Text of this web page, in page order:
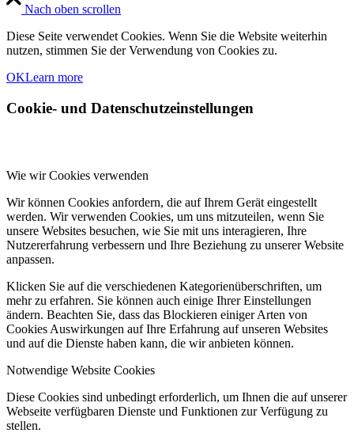
Nach oben scrollen
Diese Seite verwendet Cookies. Wenn Sie die Website weiterhin
nutzen, stimmen Sie der Verwendung von Cookies zu.
OKLearn more
Cookie- und Datenschutzeinstellungen
Wie wir Cookies verwenden
Wir können Cookies anfordern, die auf Ihrem Gerät eingestellt
werden. Wir verwenden Cookies, um uns mitzuteilen, wenn Sie
unsere Websites besuchen, wie Sie mit uns interagieren, Ihre
Nutzererfahrung verbessern und Ihre Beziehung zu unserer Website
anpassen.
Klicken Sie auf die verschiedenen Kategorienüberschriften, um
mehr zu erfahren. Sie können auch einige Ihrer Einstellungen
ändern. Beachten Sie, dass das Blockieren einiger Arten von
Cookies Auswirkungen auf Ihre Erfahrung auf unseren Websites
und auf die Dienste haben kann, die wir anbieten können.
Notwendige Website Cookies
Diese Cookies sind unbedingt erforderlich, um Ihnen die auf unserer
Webseite verfügbaren Dienste und Funktionen zur Verfügung zu
stellen.